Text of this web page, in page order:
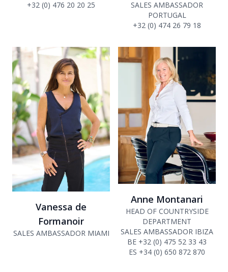
+32 (0) 476 20 20 25
SALES AMBASSADOR
PORTUGAL
+32 (0) 474 26 79 18
Vanessa de
Formanoir
SALES AMBASSADOR MIAMI
Anne Montanari
HEAD OF COUNTRYSIDE
DEPARTMENT
SALES AMBASSADOR IBIZA
BE +32 (0) 475 52 33 43
ES +34 (0) 650 872 870